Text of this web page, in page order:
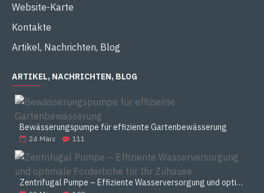
Website-Karte
Kontakte
Artikel, Nachrichten, Blog
ARTIKEL, NACHRICHTEN, BLOG
Bewässerungspumpe für effiziente Gartenbewässerung
24 März 111
Zentrifugal Pumpe – Effiziente Wasserversorgung und optimale Förderhöhe für Ihr Zuhause